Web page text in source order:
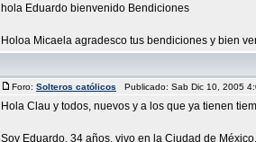
hola Eduardo bienvenido Bendiciones
Holoa Micaela agradesco tus bendiciones y bien
Foro: Solteros católicos Publicado: Sab Dic 10, 2005
Hola Clau y todos, nuevos y a los que ya tienen
Soy Eduardo, 34 años, vivo en la Ciudad de